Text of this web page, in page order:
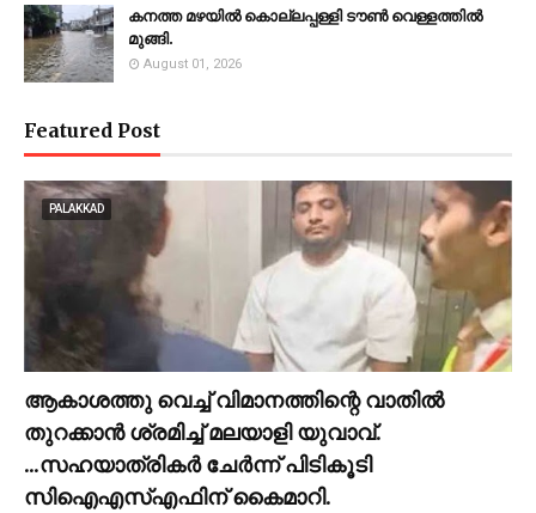
കനത്ത മഴയില്‍ കൊല്ലപ്പള്ളി ടൗണ്‍ വെള്ളത്തില്‍
മുങ്ങി.
August 01, 2026
Featured Post
PALAKKAD
ആകാശത്തു വെച്ച് വിമാനത്തിന്റെ വാതില്‍
തുറക്കാന്‍ ശ്രമിച്ച് മലയാളി യുവാവ്.
...സഹയാത്രികര്‍ ചേര്‍ന്ന് പിടികൂടി
സിഐഎസ്എഫിന് കൈമാറി.